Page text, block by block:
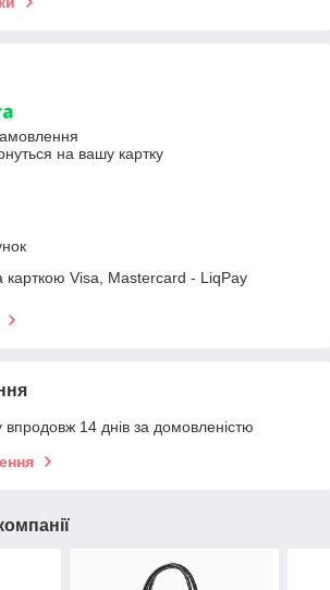
на вашу картку
Visa, Mastercard - LiqPay
14 днів за домовленістю